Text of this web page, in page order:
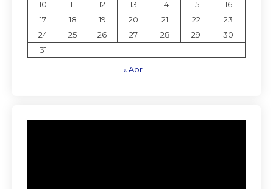
10
11 12 13 14 15
16
17
18 19 20 21 22
23
24
25 26 27 28 29
30
31
« Apr